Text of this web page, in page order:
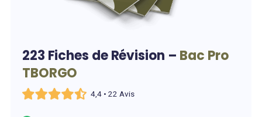
223 Fiches de Révision – Bac Pro
TBORGO
4,4 • 22 Avis